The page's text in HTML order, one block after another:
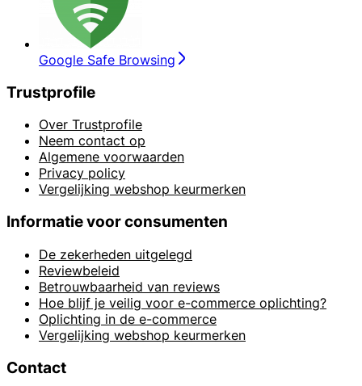
Google Safe Browsing
Trustprofile
Over Trustprofile
Neem contact op
Algemene voorwaarden
Privacy policy
Vergelijking webshop keurmerken
Informatie voor consumenten
De zekerheden uitgelegd
Reviewbeleid
Betrouwbaarheid van reviews
Hoe blijf je veilig voor e-commerce oplichting?
Oplichting in de e-commerce
Vergelijking webshop keurmerken
Contact